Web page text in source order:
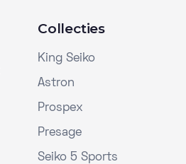
Collecties
King Seiko
Astron
Prospex
Presage
Seiko 5 Sports